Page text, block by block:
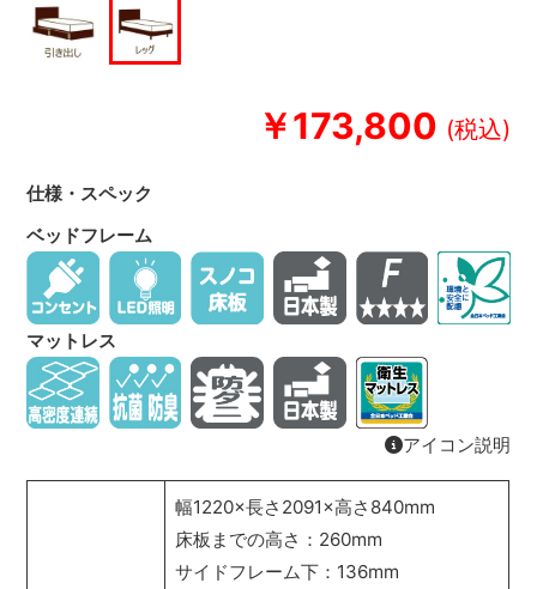
￥173,800
仕様・スペック
ベッドフレーム
マットレス
アイコン説明
幅1220×長さ2091×高さ840mm
床板までの高さ：260mm
サイドフレーム下：136mm